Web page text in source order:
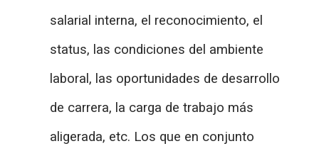
salarial interna, el reconocimiento, el
status, las condiciones del ambiente
laboral, las oportunidades de desarrollo
de carrera, la carga de trabajo más
aligerada, etc. Los que en conjunto